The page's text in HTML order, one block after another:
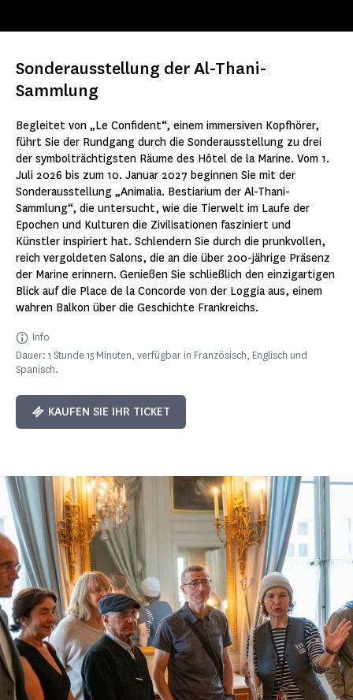
Sonderausstellung der Al-Thani-
Sammlung
Begleitet von „Le Confident“, einem immersiven Kopfhörer,
führt Sie der Rundgang durch die Sonderausstellung zu drei
der symbolträchtigsten Räume des Hôtel de la Marine. Vom 1.
Juli 2026 bis zum 10. Januar 2027 beginnen Sie mit der
Sonderausstellung „Animalia. Bestiarium der Al-Thani-
Sammlung“, die untersucht, wie die Tierwelt im Laufe der
Epochen und Kulturen die Zivilisationen fasziniert und
Künstler inspiriert hat. Schlendern Sie durch die prunkvollen,
reich vergoldeten Salons, die an die über 200-jährige Präsenz
der Marine erinnern. Genießen Sie schließlich den einzigartigen
Blick auf die Place de la Concorde von der Loggia aus, einem
wahren Balkon über die Geschichte Frankreichs.
Info
Dauer: 1 Stunde 15 Minuten, verfügbar in Französisch, Englisch und
Spanisch.
KAUFEN SIE IHR TICKET